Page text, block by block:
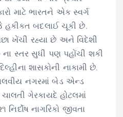
માટે ભારતને એક સ્વર્ગ
બદલાઈ ચૂકી છે.
ખેંચી રહ્યા છે અને વિદેશી
સ્તર સુધી પણ પહોંચી શકી
શાસકોની નાકામી છે.
નગરમાં બેડ એન્ડ
ગેરકાયદે હોટલમાં
નાગરિકો જીવતા